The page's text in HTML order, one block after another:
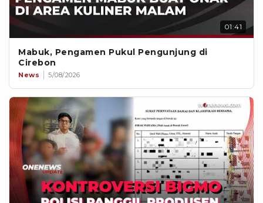
01:41
Mabuk, Pengamen Pukul Pengunjung di
Cirebon
News 5/08/2026